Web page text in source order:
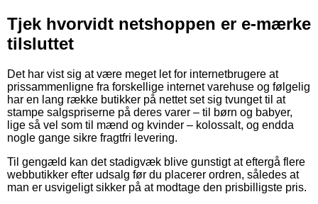
Tjek hvorvidt netshoppen er e-mærke
tilsluttet
Det har vist sig at være meget let for internetbrugere at
prissammenligne fra forskellige internet varehuse og følgelig
har en lang række butikker på nettet set sig tvunget til at
stampe salgspriserne på deres varer – til børn og babyer,
lige så vel som til mænd og kvinder – kolossalt, og endda
nogle gange sikre fragtfri levering.
Til gengæld kan det stadigvæk blive gunstigt at eftergå flere
webbutikker efter udsalg før du placerer ordren, således at
man er usvigeligt sikker på at modtage den prisbilligste pris.